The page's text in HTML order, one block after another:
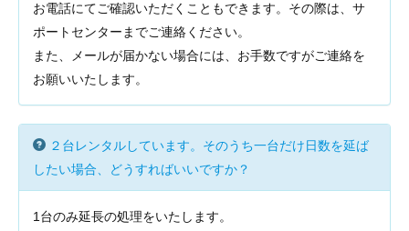
お電話にてご確認いただくこともできます。その際は、サ
ポートセンターまでご連絡ください。
また、メールが届かない場合には、お手数ですがご連絡を
お願いいたします。
２台レンタルしています。そのうち一台だけ日数を延ば
したい場合、どうすればいいですか？
1台のみ延長の処理をいたします。